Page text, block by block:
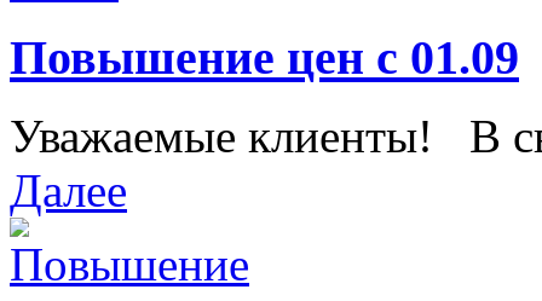
Повышение цен с 01.09
Уважаемые клиенты! В
Далее